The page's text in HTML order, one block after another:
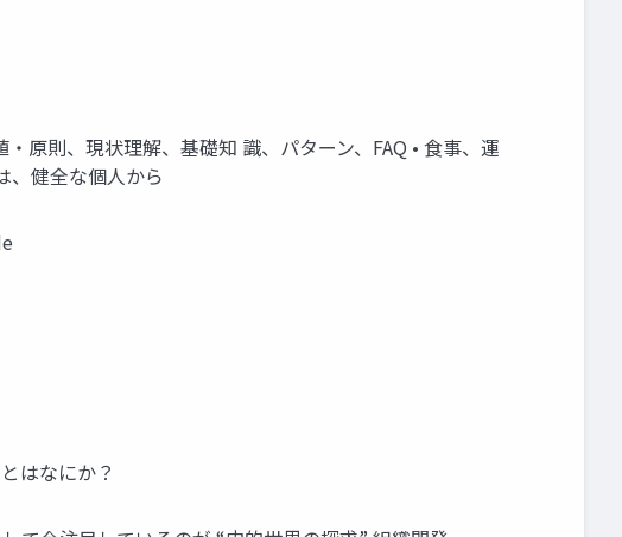
原則、現状理解、基礎知 識、パターン、FAQ • 食事、運
、健全な個人から
はなにか？